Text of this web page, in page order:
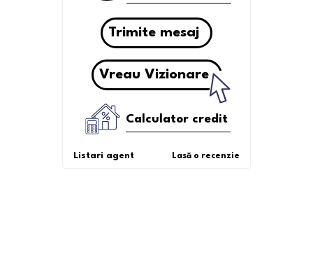
Trimite mesaj
Vreau Vizionare
Calculator credit
Listari agent Lasă o recenzie